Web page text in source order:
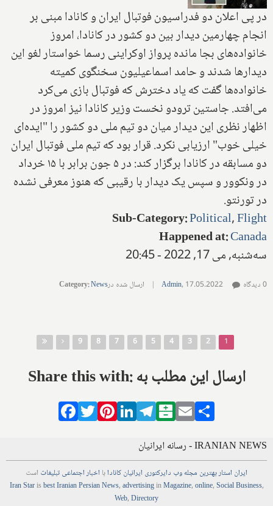
در پی اعلان دو فدراسیون فوتبال ایران و کانادا مبنی بر
انجام چهارمین دیدار بین دو کشور در کانادا، امروز
خانواده‌های بجا مانده پرواز اوکراینی رسما خواستار لغو این
دیدارها شدند و حامد اسماعیلیون سخنگوی کمیته
خانواده‌ها گفت که یاد دخترش که فوتبال بازی می‌کرد
می‌افتد. جاستین ترودو نخست وزیر کانادا نیز امروز در
اظهار نظری این دیدار میان دو تیم ملی دو کشور را "ایده‌ای
خیلی خوب" ارزیابی نکرد. قرار بود که تیم ملی فوتبال ایران
دو مسابقه در کانادا برگزار کند: در ۵ جون برابر با ۱۵ خرداد
در ونکوور و سپس یک دیدار با رقیبی که هنوز معرفی نشده
در تورنتو.
Sub-Category:Political,Flight
Happened at:Canada
سه‌شنبه, می 17, 2022 - 20:45
Admin, 17.05.2022
| ارسال شده در Category:News 0 دیدگاه
صفحه‌ها
1
2
3
4
5
6
7
8
9
Share this with: ارسال این مطلب به
Facebook
TwitterPinterestLinkedIn
Telegram
Balatarin
Email
IRANIAN NEWS - رسانه ایرانیان
ایران استاربهترین مجلهوب دایرکتوری ایرانیان کانادابا اخباراجتماعیتبلیغات است
Iran Starisbest Iranian PersianNews,advertisinginMagazine,online,Social Business,
Web,Directory